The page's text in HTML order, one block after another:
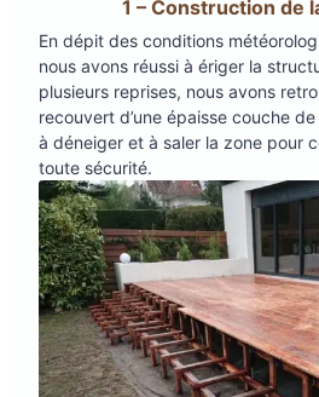
1 – Construction de
En dépit des conditions
nous avons réussi à ériger la
plusieurs reprises, nous avons
recouvert d’une épaisse couche
à déneiger et à saler la zone pour
toute sécurité.